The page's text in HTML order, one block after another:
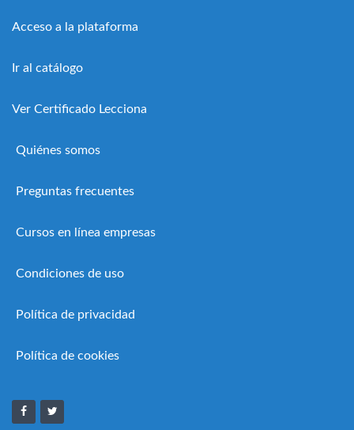
Acceso a la plataforma
Ir al catálogo
Ver Certificado Lecciona
Quiénes somos
Preguntas frecuentes
Cursos en línea empresas
Condiciones de uso
Política de privacidad
Política de cookies